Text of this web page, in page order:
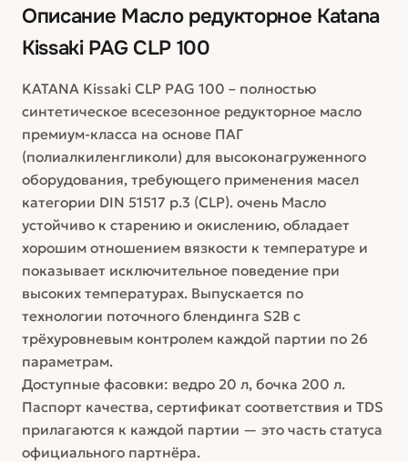
Описание Масло редукторное Katana
Kissaki PAG CLP 100
KATANA Kissaki CLP PAG 100 – полностью
синтетическое всесезонное редукторное масло
премиум-класса на основе ПАГ
(полиалкиленгликоли) для высоконагруженного
оборудования, требующего применения масел
категории DIN 51517 p.3 (CLP). очень Масло
устойчиво к старению и окислению, обладает
хорошим отношением вязкости к температуре и
показывает исключительное поведение при
высоких температурах. Выпускается по
технологии поточного блендинга S2B с
трёхуровневым контролем каждой партии по 26
параметрам.
Доступные фасовки: ведро 20 л, бочка 200 л.
Паспорт качества, сертификат соответствия и TDS
прилагаются к каждой партии — это часть статуса
официального партнёра.